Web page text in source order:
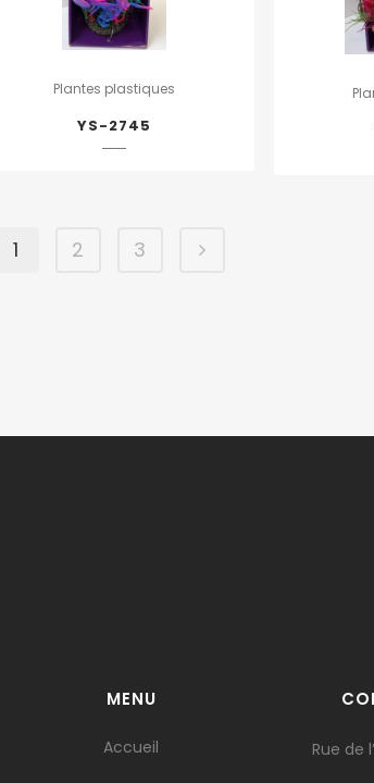
Plantes plastiques
YS-2745
1 2 3
MENU
Accueil
Rue de